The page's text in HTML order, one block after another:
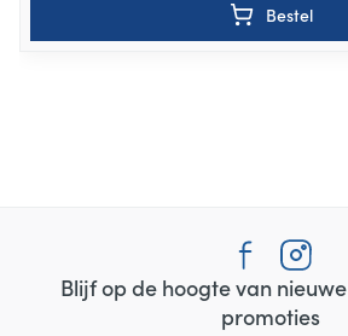
Bestel
Blijf op de hoogte van
promoties